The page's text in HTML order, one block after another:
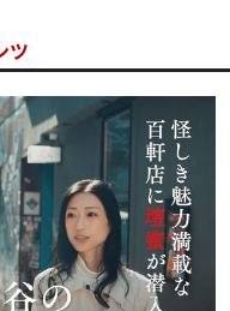
ツ